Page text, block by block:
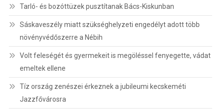
Tarló- és bozóttüzek pusztítanak Bács-Kiskunban
Sáskaveszély miatt szükséghelyzeti engedélyt adott több
növényvédőszerre a Nébih
Volt feleségét és gyermekeit is megöléssel fenyegette, vádat
emeltek ellene
Tíz ország zenészei érkeznek a jubileumi kecskeméti
Jazzfővárosra